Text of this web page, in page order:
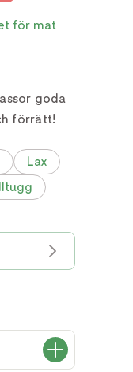
för mat
goda
förrätt!
Lax